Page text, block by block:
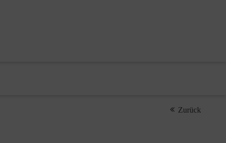
Zurück